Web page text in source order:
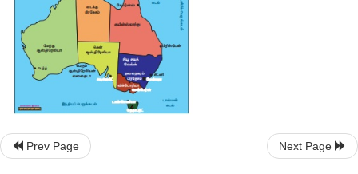
Prev Page Next Page